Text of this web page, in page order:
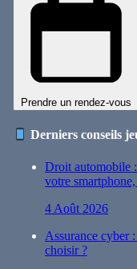
Prendre un rendez-vous
Derniers conseils
Droit automobile
votre
4 Août 2026
Assurance cyber
choisir ?